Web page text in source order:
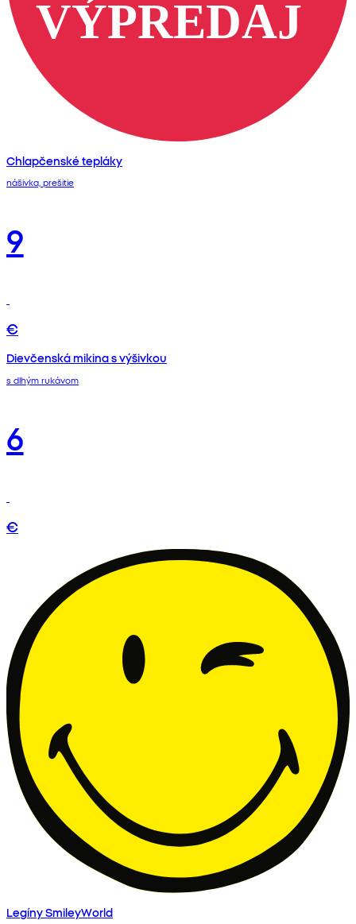
Chlapčenské tepláky
nášivka, prešitie
9
€
Dievčenská mikina s výšivkou
s dlhým rukávom
6
€
Legíny SmileyWorld